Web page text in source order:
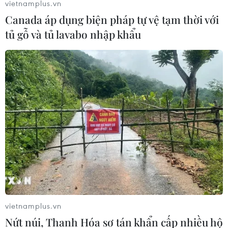
Bình Dương đã chi 6.660 tỷ đồng cho
phòng, chống dịch COVID-19
03/12/2021 12:34
Theo báo cáo, tỉnh Bình Dương đã chi hơn 6.600 tỷ
đồng cho phòng, chống dịch COVID-19; trong đó chi cho
hoạt động phòng, chống dịch là hơn 3.200 tỷ đồng; chi
cho an sinh xã hội là hơn 3.400 tỷ đồng.
vietnamplus.vn
Canada áp dụng biện pháp tự vệ tạm thời với
tủ gỗ và tủ lavabo nhập khẩu
vietnamplus.vn
Nứt núi, Thanh Hóa sơ tán khẩn cấp nhiều hộ